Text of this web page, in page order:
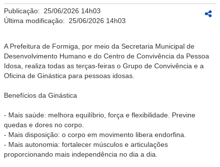
Publicação: 25/06/2026 14h03
Última modificação: 25/06/2026 14h03
A Prefeitura de Formiga, por meio da Secretaria Municipal de
Desenvolvimento Humano e do Centro de Convivência da Pessoa
Idosa, realiza todas as terças-feiras o Grupo de Convivência e a
Oficina de Ginástica para pessoas idosas.
Benefícios da Ginástica
- Mais saúde: melhora equilíbrio, força e flexibilidade. Previne
quedas e dores no corpo.
- Mais disposição: o corpo em movimento libera endorfina.
- Mais autonomia: fortalecer músculos e articulações
proporcionando mais independência no dia a dia.